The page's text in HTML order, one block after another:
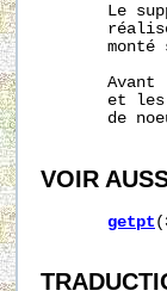
Le
monté
Avant
et
de
VOIR
getpt